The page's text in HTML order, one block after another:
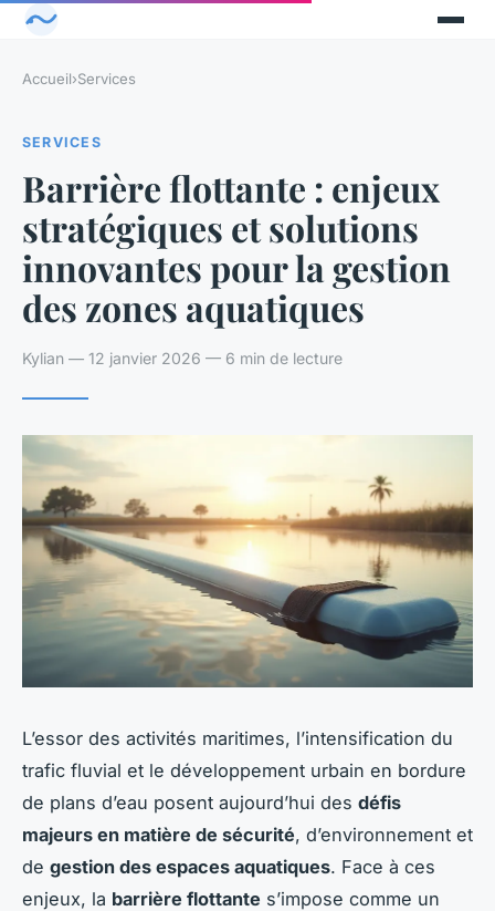
Accueil›Services
SERVICES
Barrière flottante : enjeux
stratégiques et solutions
innovantes pour la gestion
des zones aquatiques
Kylian — 12 janvier 2026 — 6 min de lecture
L’essor des activités maritimes, l’intensification du
trafic fluvial et le développement urbain en bordure
de plans d’eau posent aujourd’hui des défis
majeurs en matière de sécurité, d’environnement et
de gestion des espaces aquatiques. Face à ces
enjeux, la barrière flottante s’impose comme un